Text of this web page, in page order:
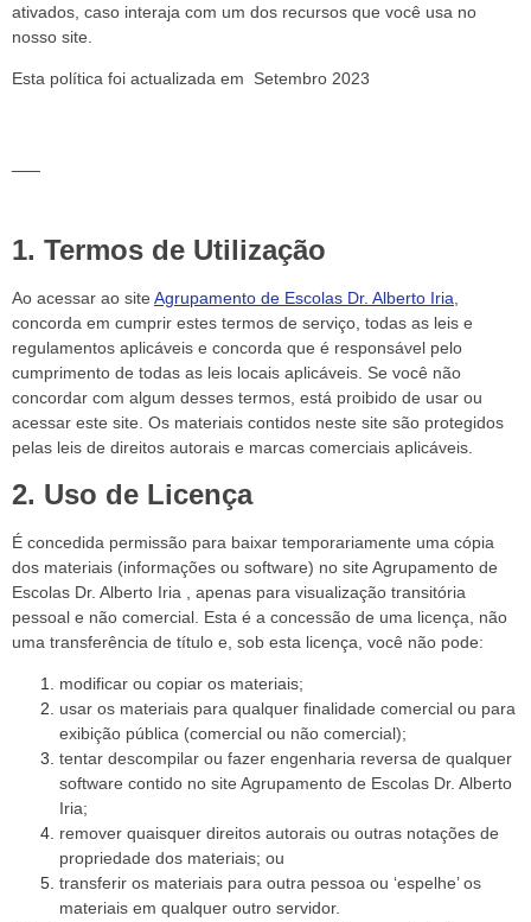
ativados, caso interaja com um dos recursos que você usa no
nosso site.
Esta política foi actualizada em Setembro 2023
1. Termos de Utilização
Ao acessar ao site Agrupamento de Escolas Dr. Alberto Iria,
concorda em cumprir estes termos de serviço, todas as leis e
regulamentos aplicáveis ​​e concorda que é responsável pelo
cumprimento de todas as leis locais aplicáveis. Se você não
concordar com algum desses termos, está proibido de usar ou
acessar este site. Os materiais contidos neste site são protegidos
pelas leis de direitos autorais e marcas comerciais aplicáveis.
2. Uso de Licença
É concedida permissão para baixar temporariamente uma cópia
dos materiais (informações ou software) no site Agrupamento de
Escolas Dr. Alberto Iria , apenas para visualização transitória
pessoal e não comercial. Esta é a concessão de uma licença, não
uma transferência de título e, sob esta licença, você não pode:
modificar ou copiar os materiais;
usar os materiais para qualquer finalidade comercial ou para
exibição pública (comercial ou não comercial);
tentar descompilar ou fazer engenharia reversa de qualquer
software contido no site Agrupamento de Escolas Dr. Alberto
Iria;
remover quaisquer direitos autorais ou outras notações de
propriedade dos materiais; ou
transferir os materiais para outra pessoa ou ‘espelhe’ os
materiais em qualquer outro servidor.